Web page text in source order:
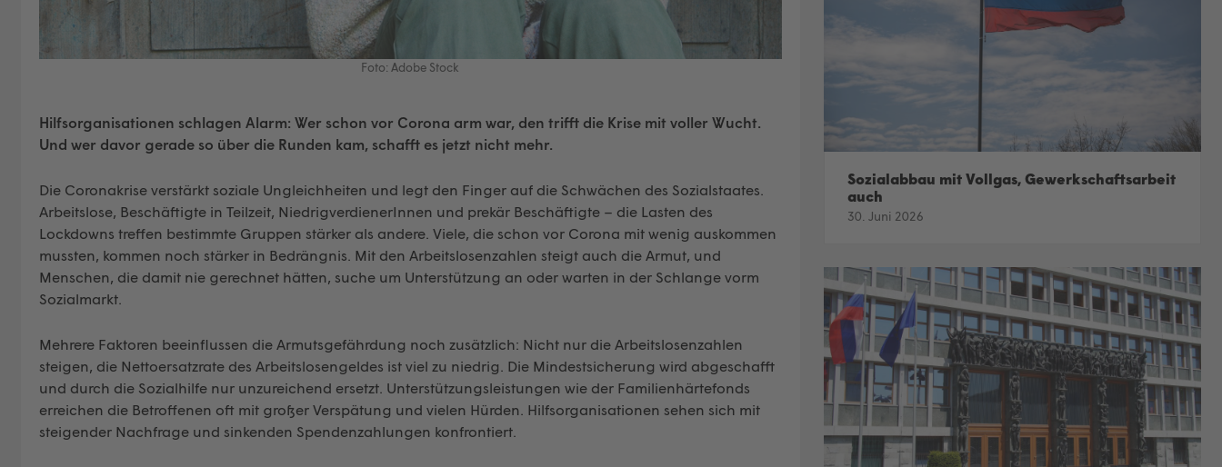
Foto: Adobe Stock
Hilfsorganisationen schlagen Alarm: Wer schon vor Corona arm war, den trifft die Krise mit voller Wucht.
Und wer davor gerade so über die Runden kam, schafft es jetzt nicht mehr.
Die Coronakrise verstärkt soziale Ungleichheiten und legt den Finger auf die Schwächen des Sozialstaates.
Arbeitslose, Beschäftigte in Teilzeit, NiedrigverdienerInnen und prekär Beschäftigte – die Lasten des
Lockdowns treffen bestimmte Gruppen stärker als andere. Viele, die schon vor Corona mit wenig auskommen
mussten, kommen noch stärker in Bedrängnis. Mit den Arbeitslosenzahlen steigt auch die Armut, und
Menschen, die damit nie gerechnet hätten, suche um Unterstützung an oder warten in der Schlange vorm
Sozialmarkt.
Mehrere Faktoren beeinflussen die Armutsgefährdung noch zusätzlich: Nicht nur die Arbeitslosenzahlen
steigen, die Nettoersatzrate des Arbeitslosengeldes ist viel zu niedrig. Die Mindestsicherung wird abgeschafft
und durch die Sozialhilfe nur unzureichend ersetzt. Unterstützungsleistungen wie der Familienhärtefonds
erreichen die Betroffenen oft mit großer Verspätung und vielen Hürden. Hilfsorganisationen sehen sich mit
steigender Nachfrage und sinkenden Spendenzahlungen konfrontiert.
Sozialabbau mit Vollgas, Gewerkschaftsarbeit
auch
30. Juni 2026